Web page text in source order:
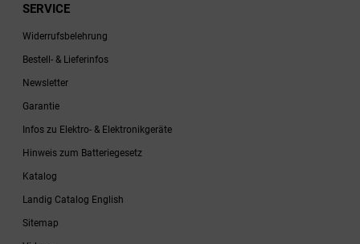
SERVICE
Widerrufsbelehrung
Bestell- & Lieferinfos
Newsletter
Garantie
Infos zu Elektro- & Elektronikgeräte
Hinweis zum Batteriegesetz
Katalog
Landig Catalog English
Sitemap